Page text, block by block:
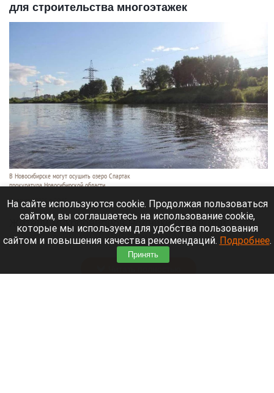
для строительства многоэтажек
В Новосибирске могут осушить озеро Спартак
прокуратура Новосибирской области
7 августа 2026 в 20:15
Жители микрорайонов Родники и Снегири
обеспокоены планами возможной ликвидации
На сайте используются cookie. Продолжая пользоваться
сайтом, вы соглашаетесь на использование cookie,
которые мы используем для удобства пользования
сайтом и повышения качества рекомендаций. Подробнее.
Принять